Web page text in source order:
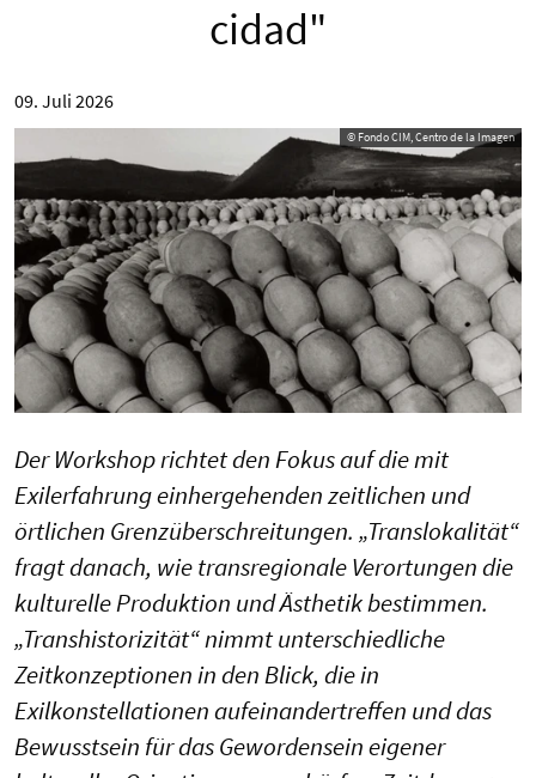
cidad"
09. Juli 2026
© Fondo CIM, Centro de la Imagen
Der Workshop richtet den Fokus auf die mit
Exilerfahrung einhergehenden zeitlichen und
örtlichen Grenzüberschreitungen. „Translokalität“
fragt danach, wie transregionale Verortungen die
kulturelle Produktion und Ästhetik bestimmen.
„Transhistorizität“ nimmt unterschiedliche
Zeitkonzeptionen in den Blick, die in
Exilkonstellationen aufeinandertreffen und das
Bewusstsein für das Gewordensein eigener